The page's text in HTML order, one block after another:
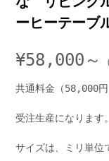
ーヒーテー
¥58,000～
共通料金（58,000
受注生産になります。
サイズは、ミリ単位